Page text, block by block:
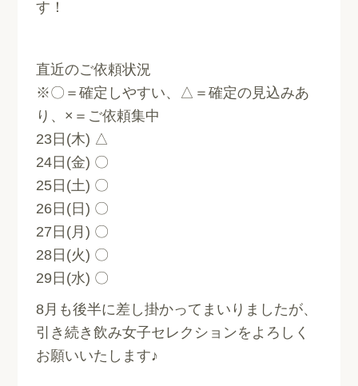
す！
直近のご依頼状況
※〇＝確定しやすい、△＝確定の見込みあ
り、×＝ご依頼集中
23日(木) △
24日(金) 〇
25日(土) 〇
26日(日) 〇
27日(月) 〇
28日(火) 〇
29日(水) 〇
8月も後半に差し掛かってまいりましたが、
引き続き飲み女子セレクションをよろしく
お願いいたします♪